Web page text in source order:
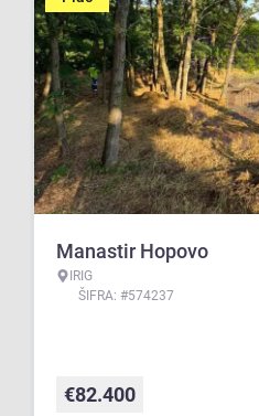
Manastir Hopovo
IRIG
ŠIFRA: #574237
€82.400